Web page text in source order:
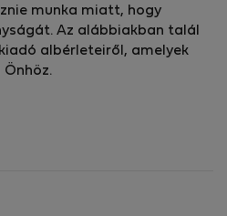
munka miatt, hogy
Az alábbiakban talál
albérleteiről, amelyek